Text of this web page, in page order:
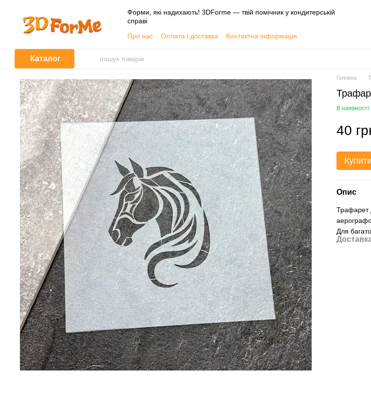
Форми, які надихають! 3DForme — твій помічник у кондитерській
справі
Про нас
Оплата і доставка
Контактна інформація
Угода користувача
Каталог
Головна
В наявності
40
Купити
Опис
Трафарет
Для